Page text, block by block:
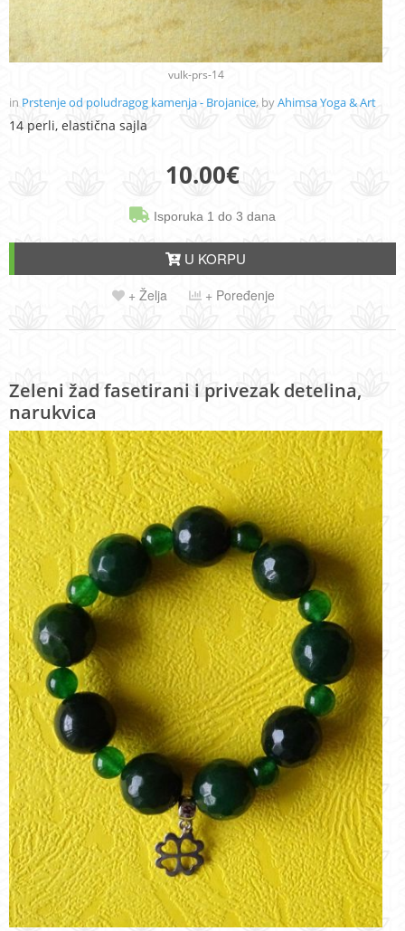
vulk-prs-14
in Prstenje od poludragog kamenja - Brojanice, byAhimsa Yoga & Art
14 perli, elastična sajla
10.00€
Isporuka 1 do 3 dana
U KORPU
+ Želja + Poređenje
Zeleni žad fasetirani i privezak detelina,
narukvica